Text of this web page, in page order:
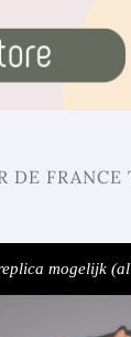
DE FRANCE
mogelijk